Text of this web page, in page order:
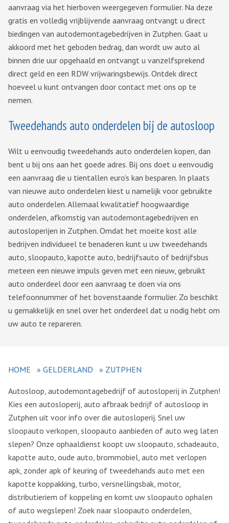
aanvraag via het hierboven weergegeven formulier. Na deze
gratis en volledig vrijblijvende aanvraag ontvangt u direct
biedingen van autodemontagebedrijven in Zutphen. Gaat u
akkoord met het geboden bedrag, dan wordt uw auto al
binnen drie uur opgehaald en ontvangt u vanzelfsprekend
direct geld en een RDW vrijwaringsbewijs. Ontdek direct
hoeveel u kunt ontvangen door contact met ons op te
nemen.
Tweedehands auto onderdelen bij de autosloop
Wilt u eenvoudig tweedehands auto onderdelen kopen, dan
bent u bij ons aan het goede adres. Bij ons doet u eenvoudig
een aanvraag die u tientallen euro’s kan besparen. In plaats
van nieuwe auto onderdelen kiest u namelijk voor gebruikte
auto onderdelen. Allemaal kwalitatief hoogwaardige
onderdelen, afkomstig van autodemontagebedrijven en
autosloperijen in Zutphen. Omdat het moeite kost alle
bedrijven individueel te benaderen kunt u uw tweedehands
auto, sloopauto, kapotte auto, bedrijfsauto of bedrijfsbus
meteen een nieuwe impuls geven met een nieuw, gebruikt
auto onderdeel door een aanvraag te doen via ons
telefoonnummer of het bovenstaande formulier. Zo beschikt
u gemakkelijk en snel over het onderdeel dat u nodig hebt om
uw auto te repareren.
HOME » GELDERLAND » ZUTPHEN
Autosloop, autodemontagebedrijf of autosloperij in Zutphen!
Kies een autosloperij, auto afbraak bedrijf of autosloop in
Zutphen uit voor info over die autosloperij. Snel uw
sloopauto verkopen, sloopauto aanbieden of auto weg laten
slepen? Onze ophaaldienst koopt uw sloopauto, schadeauto,
kapotte auto, oude auto, brommobiel, auto met verlopen
apk, zonder apk of keuring of tweedehands auto met een
kapotte koppakking, turbo, versnellingsbak, motor,
distributieriem of koppeling en komt uw sloopauto ophalen
of auto wegslepen! Zoek naar sloopauto onderdelen,